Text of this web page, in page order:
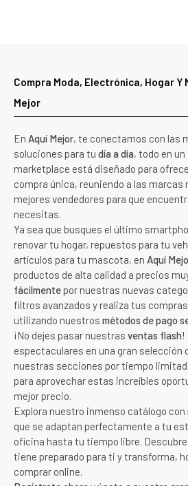
Compra Moda, Electrónica, Hogar Y
Mejor
En Aquí Mejor, te conectamos con las
soluciones para tu día a día, todo en
marketplace está diseñado para
compra única, reuniendo a las marcas
mejores vendedores para que
necesitas.
Ya sea que busques el último
renovar tu hogar, repuestos para tu
artículos para tu mascota, en Aquí
productos de alta calidad a precios
fácilmente por nuestras nuevas
filtros avanzados y realiza tus
utilizando nuestros métodos de pago
¡No dejes pasar nuestras ventas flash!
espectaculares en una gran selección
nuestras secciones por tiempo
para aprovechar estas increíbles
mejor precio.
Explora nuestro inmenso catálogo con
que se adaptan perfectamente a tu
oficina hasta tu tiempo libre.
tiene preparado para ti y transforma,
comprar online.